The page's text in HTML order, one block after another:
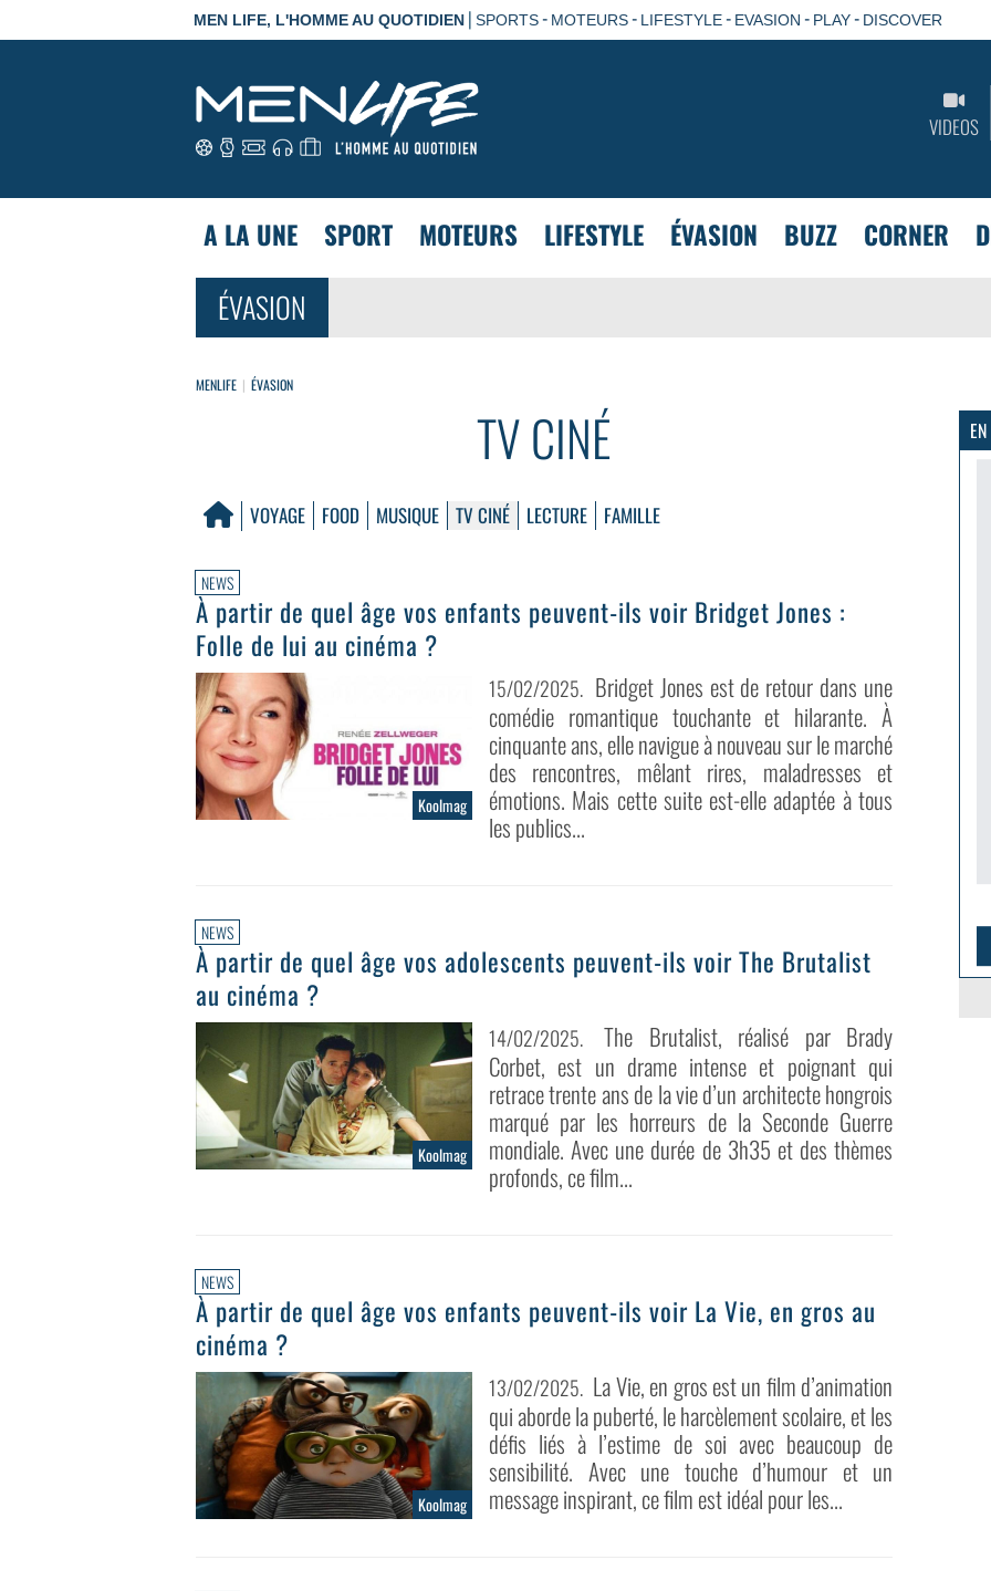
MEN LIFE, L'HOMME AU QUOTIDIEN | SPORTS- MOTEURS- LIFESTYLE- EVASION - PLAY- DISCOVER
VIDEOS
A LA UNE SPORT MOTEURS LIFESTYLE ÉVASION BUZZ CORNER
ÉVASION
MENLIFE ÉVASION
TV CINÉ
VOYAGE FOOD MUSIQUE TV CINÉ LECTURE FAMILLE
NEWS
À partir de quel âge vos enfants peuvent-ils voir Bridget Jones :
Folle de lui au cinéma ?
Koolmag
15/02/2025. Bridget Jones est de retour dans une
comédie romantique touchante et hilarante. À
cinquante ans, elle navigue à nouveau sur le marché
des rencontres, mêlant rires, maladresses et
émotions. Mais cette suite est-elle adaptée à tous
les publics...
NEWS
À partir de quel âge vos adolescents peuvent-ils voir The Brutalist
au cinéma ?
Koolmag
14/02/2025.
The Brutalist, réalisé par Brady
Corbet, est un drame intense et poignant qui
retrace trente ans de la vie d’un architecte hongrois
marqué par les horreurs de la Seconde Guerre
mondiale. Avec une durée de 3h35 et des thèmes
profonds, ce film...
NEWS
À partir de quel âge vos enfants peuvent-ils voir La Vie, en gros au
cinéma ?
Koolmag
13/02/2025. La Vie, en gros est un film d’animation
qui aborde la puberté, le harcèlement scolaire, et les
défis liés à l’estime de soi avec beaucoup de
sensibilité. Avec une touche d’humour et un
message inspirant, ce film est idéal pour les...